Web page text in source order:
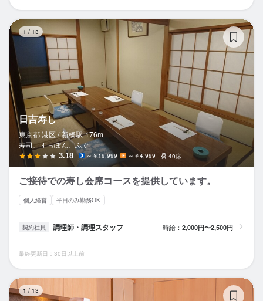
1 / 13
日吉寿し
東京都 港区 / 新橋駅 176m
寿司、すっぽん、ふぐ
3.18 ～￥19,999 ～￥4,999 40席
ご接待での寿し会席コースを提供しています。
個人経営 平日のみ勤務OK
契約社員 調理師・調理スタッフ 時給： 2,000円〜2,500円
最終更新日：30日以上前
1 / 13